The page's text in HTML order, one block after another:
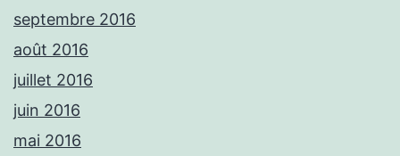
septembre 2016
août 2016
juillet 2016
juin 2016
mai 2016